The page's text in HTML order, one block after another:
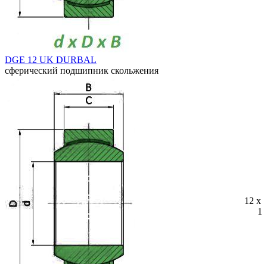
DGE 12 UK DURBAL
сферический подшипник скольжения
12 x
10